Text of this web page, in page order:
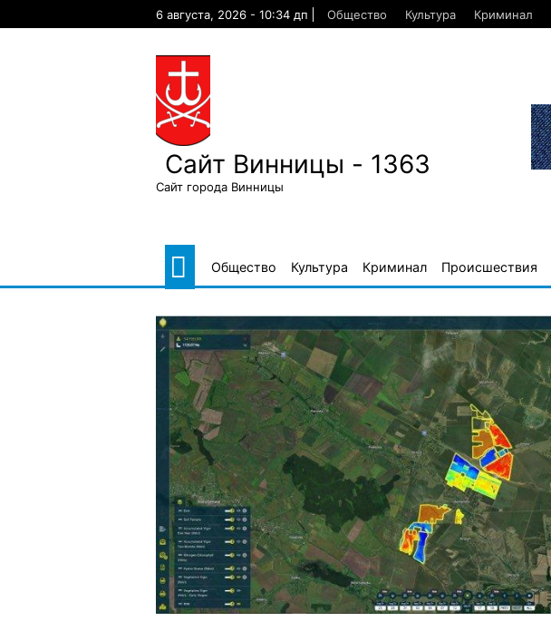
6 августа, 2026 - 10:34 дп Общество Культура Криминал
Сайт Винницы - 1363
Сайт города Винницы
Общество Культура Криминал Происшествия